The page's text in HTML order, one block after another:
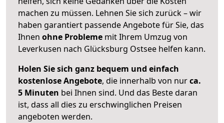
machen zu müssen. Lehnen Sie sich zurück – wir
haben garantiert passende Angebote für Sie, das
Ihnen ohne Probleme mit Ihrem Umzug von
Leverkusen nach Glücksburg Ostsee helfen kann.
Holen Sie sich ganz bequem und einfach
kostenlose Angebote, die innerhalb von nurca.
5 Minuten bei Ihnen sind. Und das Beste daran
ist, dass all dies zu erschwinglichen Preisen
angeboten werden.